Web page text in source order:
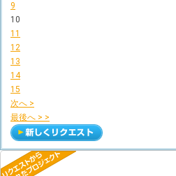
9
10
11
12
13
14
15
次へ >
最後へ > >